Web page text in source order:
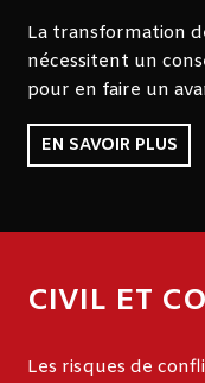
La transformation
nécessitent un
pour en faire un
EN SAVOIR PLUS
CIVIL ET
Les risques de